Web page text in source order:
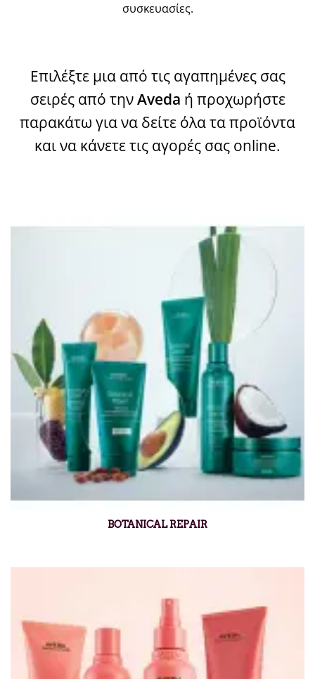
συσκευασίες.
Επιλέξτε μια από τις αγαπημένες σας
σειρές από τηνAveda ή προχωρήστε
παρακάτω για να δείτε όλα τα προϊόντα
και να κάνετε τις αγορές σας online.
BOTANICAL REPAIR